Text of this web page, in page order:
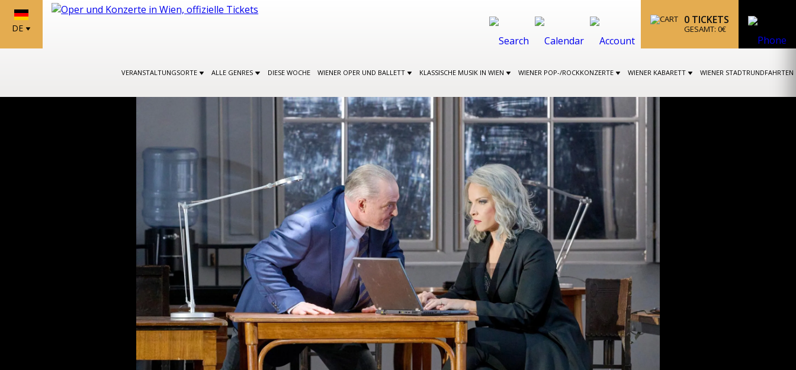
DE
0 TICKETS
GESAMT: 0€
VERANSTALTUNGSORTE ALLE GENRES DIESE WOCHE WIENER OPER UND BALLETT KLASSISCHE MUSIK IN WIEN WIENER POP-/ROCKKONZERTE WIENER KABARETT WIENER STADTRUNDFAHRTEN